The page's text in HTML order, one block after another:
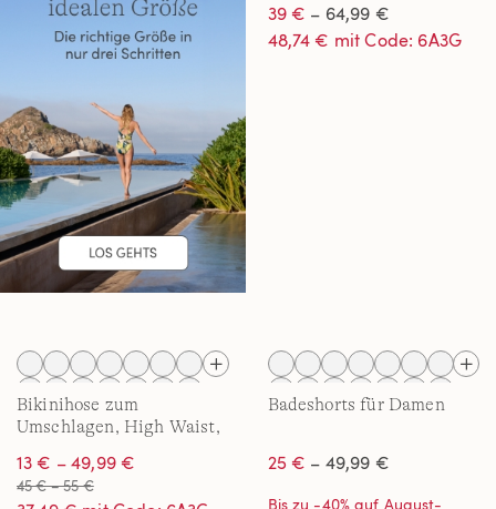
39 € – 64,99 €
48,74 € mit Code: 6A3G
Bikinihose zum
Umschlagen, High Waist,
13 € – 49,99 €
45 € – 55 €
Badeshorts für Damen
25 € – 49,99 €
Bis zu -40% auf August-